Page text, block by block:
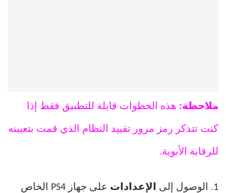
ملاحظة: هذه الخطوات قابلة للتطبيق فقط إذا
كنت تتذكر رمز مرور تقييد النظام الذي قمت بتعيينه
للرقابة الأبوية.
1. الوصول إلى الإعدادات على جهاز PS4 الخاص